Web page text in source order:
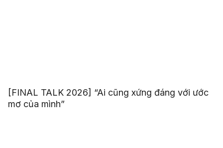
[FINAL TALK 2026] “Ai cũng xứng đáng với ước
mơ của mình”